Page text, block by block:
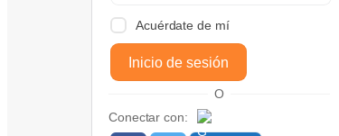
Acuérdate de mí
Inicio de sesión
O
Conectar con: